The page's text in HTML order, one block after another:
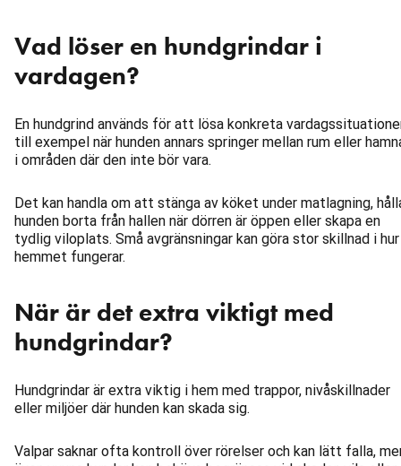
Vad löser en hundgrindar i
vardagen?
En hundgrind används för att lösa konkreta
till exempel när hunden annars springer mellan rum eller
i områden där den inte bör vara.
Det kan handla om att stänga av köket under matlagning,
hunden borta från hallen när dörren är öppen eller skapa en
tydlig viloplats. Små avgränsningar kan göra stor skillnad i hur
hemmet fungerar.
När är det extra viktigt med
hundgrindar?
Hundgrindar är extra viktig i hem med trappor, nivåskillnader
eller miljöer där hunden kan skada sig.
Valpar saknar ofta kontroll över rörelser och kan lätt falla,